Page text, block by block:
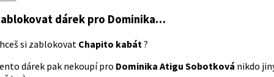
dárek pro Dominika…
si zablokovat Chapito kabát ?
dárek pak nekoupí pro Dominika Atigu Sobotková nikdo